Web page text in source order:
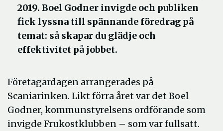
2019. Boel Godner invigde och publiken
fick lyssna till spännande föredrag på
temat: så skapar du glädje och
effektivitet på jobbet.
Företagardagen arrangerades på
Scaniarinken. Likt förra året var det Boel
Godner, kommunstyrelsens ordförande som
invigde Frukostklubben – som var fullsatt.